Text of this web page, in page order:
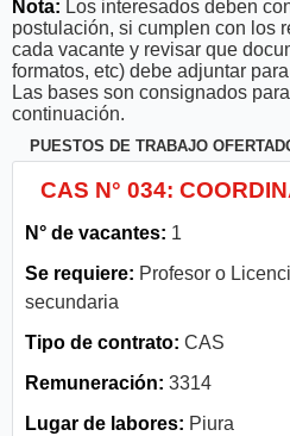
Nota: Los interesados deben
postulación, si cumplen con los
cada vacante y revisar que
formatos, etc) debe adjuntar
Las bases son consignados
continuación.
PUESTOS DE TRABAJO
CAS N° 034:
N° de vacantes: 1
Se requiere: Profesor o
secundaria
Tipo de contrato: CAS
Remuneración: 3314
Lugar de labores: Piura